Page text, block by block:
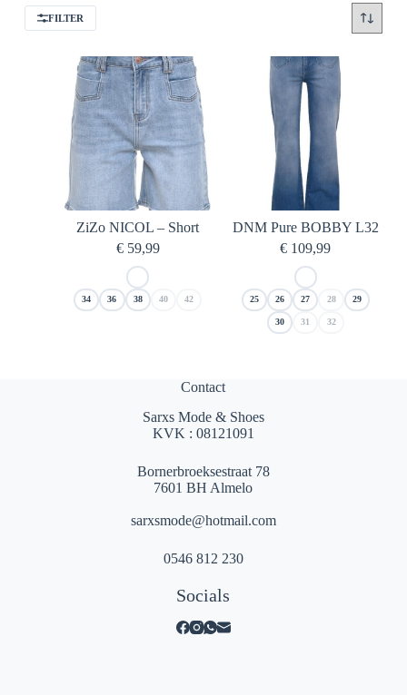
FILTER
ZiZo NICOL – Short
€59,99
34 36 38 40 42
DNM Pure BOBBY L32
€ 109,99
25 26 27 28 29
30 31 32
Contact
Sarxs Mode & Shoes
KVK : 08121091
Bornerbroeksestraat 78
7601 BH Almelo
sarxsmode@hotmail.com
0546 812 230
Socials